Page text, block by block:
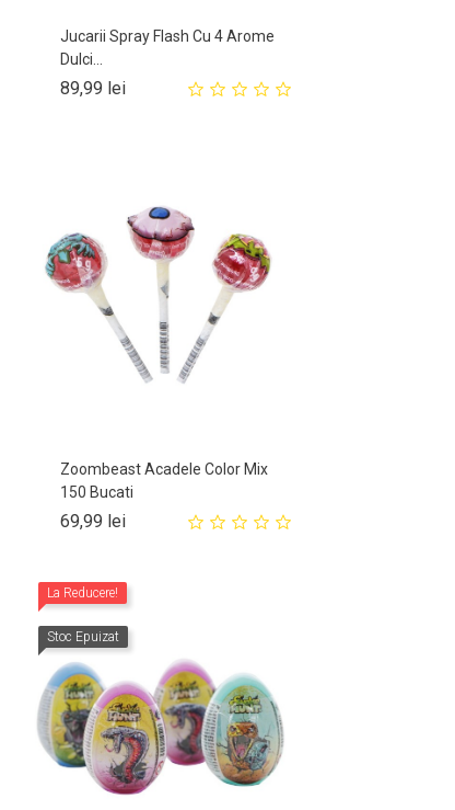
Jucarii Spray Flash Cu 4 Arome
Dulci...
89,99 leiPret
Zoombeast Acadele Color Mix
150 Bucati
69,99 leiPret
La Reducere!
Stoc Epuizat